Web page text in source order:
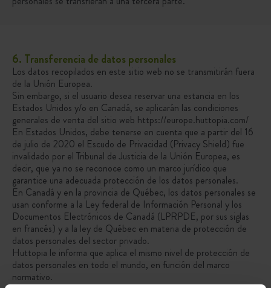
6. Transferencia de datos personales
Los datos recopilados en este sitio web no se transmitirán fuera
de la Unión Europea.
Sin embargo, si el usuario desea reservar una estancia en los
Estados Unidos y/o en Canadá, se aplicarán las condiciones
generales de venta del sitio web https://europe.huttopia.com/
En Estados Unidos, debe tenerse en cuenta que a partir del 16
de julio de 2020 el Escudo de Privacidad (Privacy Shield) fue
invalidado por el Tribunal de Justicia de la Unión Europea, es
decir, que ya no se reconoce como un marco jurídico que
garantice una adecuada protección de los datos personales.
En Canadá y en la provincia de Québec, los datos personales se
usan conforme a la Ley federal de Información Personal y los
Documentos Electrónicos de Canadá (LPRPDE, por sus siglas
en francés) y a la ley de Québec en materia de protección de
datos personales del sector privado.
Huttopia le informa que aplica el mismo nivel de protección de
datos personales en todo el mundo, en función del marco
normativo.